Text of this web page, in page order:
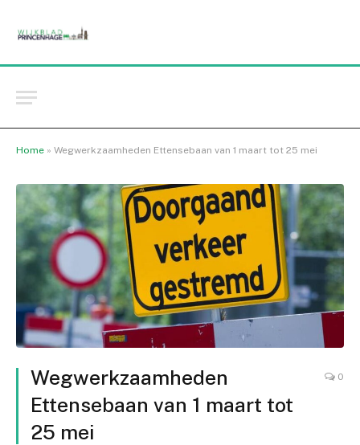
Home » Wegwerkzaamheden Ettensebaan van 1 maart tot 25 mei
Wegwerkzaamheden
Ettensebaan van 1 maart tot
25 mei
0